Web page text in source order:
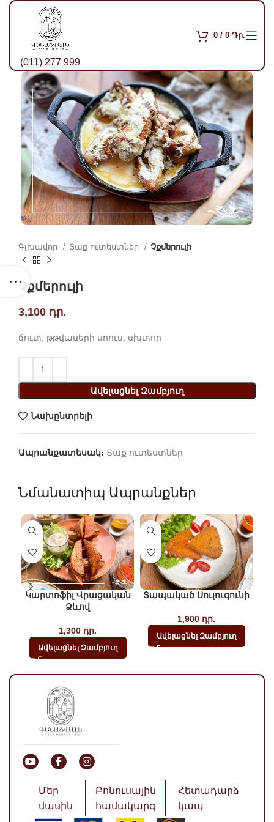
(011) 277 999
0 / 0 Դր.
Գլխավոր Տաք ուտեստներ Չքմերուլի
Չքմերուլի
3,100 դր.
ճուտ, թթվասերի սոուս, սխտոր
Ավելացնել Զամբյուղ
Նախընտրելի
Ապրանքատեսակ։ Տաք ուտեստներ
Նմանատիպ Ապրանքներ
Կարտոֆիլ Վրացական
Ձևով
1,300 դր.
Ավելացնել Զամբյուղ
Տապակած Սուլուգունի
1,900 դր.
Ավելացնել Զամբյուղ
Մեր
մասին
Բոնուսային
համակարգ
Հետադարձ
կապ